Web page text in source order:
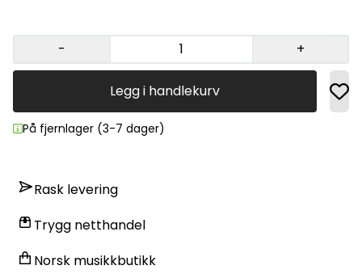
- +
Legg i handlekurv
På fjernlager (3-7 dager)
Rask levering
Trygg netthandel
Norsk musikkbutikk